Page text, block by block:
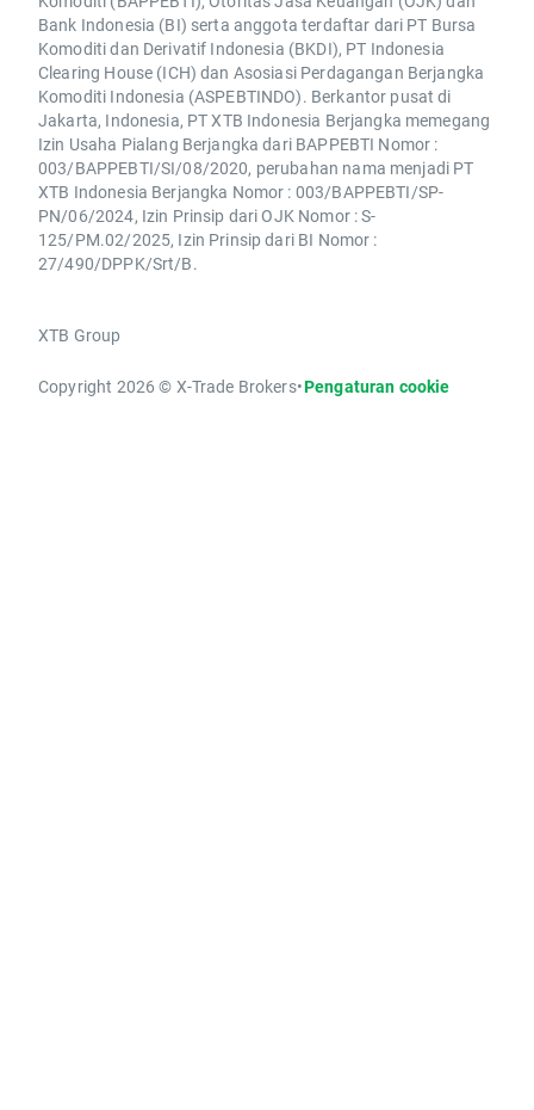
Bank Indonesia (BI) serta anggota terdaftar dari PT Bursa
Komoditi dan Derivatif Indonesia (BKDI), PT Indonesia
Clearing House (ICH) dan Asosiasi Perdagangan Berjangka
Komoditi Indonesia (ASPEBTINDO). Berkantor pusat di
Jakarta, Indonesia, PT XTB Indonesia Berjangka memegang
Izin Usaha Pialang Berjangka dari BAPPEBTI Nomor :
003/BAPPEBTI/SI/08/2020, perubahan nama menjadi PT
XTB Indonesia Berjangka Nomor : 003/BAPPEBTI/SP-
PN/06/2024, Izin Prinsip dari OJK Nomor : S-
125/PM.02/2025, Izin Prinsip dari BI Nomor :
27/490/DPPK/Srt/B.
XTB Group
Copyright 2026 © X-Trade Brokers•Pengaturan cookie